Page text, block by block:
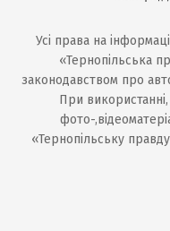
Усі права на
«Тернопільська
законодавством про
При
фото-
«Тернопільську